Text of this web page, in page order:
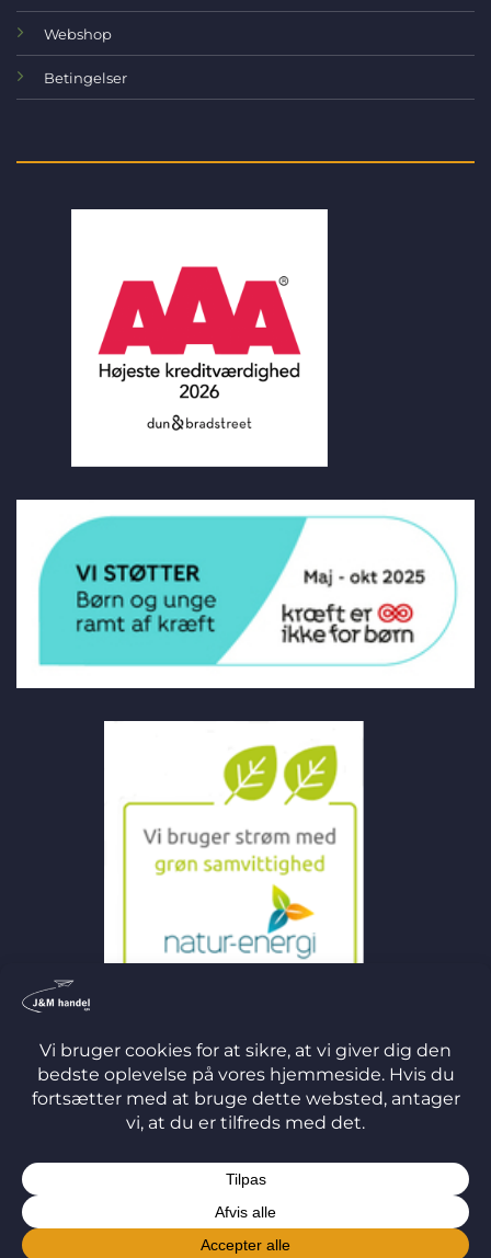
Webshop
Betingelser
©
2026 J&M Handel ApS